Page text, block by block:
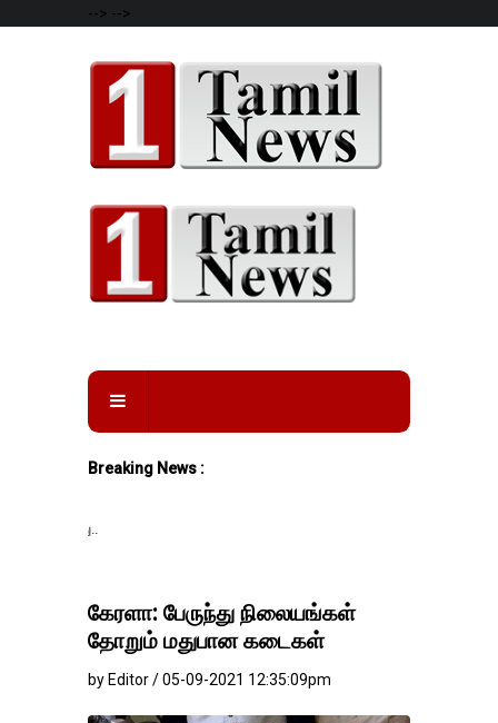
--> -->
Breaking News :
கேரளா: பேருந்து நிலையங்கள்
தோறும் மதுபான கடைகள்
by Editor / 05-09-2021 12:35:09pm